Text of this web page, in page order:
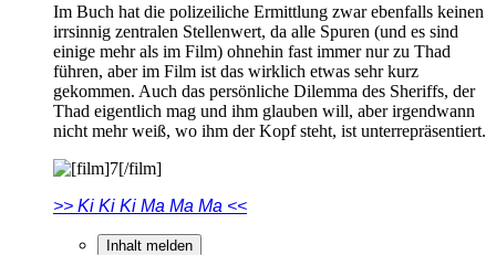
Im Buch hat die polizeiliche Ermittlung zwar ebenfalls keinen
irrsinnig zentralen Stellenwert, da alle Spuren (und es sind
einige mehr als im Film) ohnehin fast immer nur zu Thad
führen, aber im Film ist das wirklich etwas sehr kurz
gekommen. Auch das persönliche Dilemma des Sheriffs, der
Thad eigentlich mag und ihm glauben will, aber irgendwann
nicht mehr weiß, wo ihm der Kopf steht, ist unterrepräsentiert.
>> Ki Ki Ki Ma Ma Ma <<
Inhalt melden